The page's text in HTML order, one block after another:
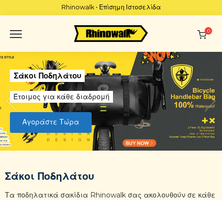
to
Rhinowalk • Επίσημη Ιστοσελίδα
0
Σάκοι Ποδηλάτου
Έτοιμος για κάθε διαδρομή
Αγοράστε Τώρα
Σάκοι Ποδηλάτου
Τα ποδηλατικά σακίδια Rhinowalk σας ακολουθούν σε κάθε